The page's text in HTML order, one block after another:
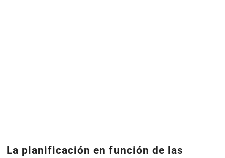
La planificación en función de las